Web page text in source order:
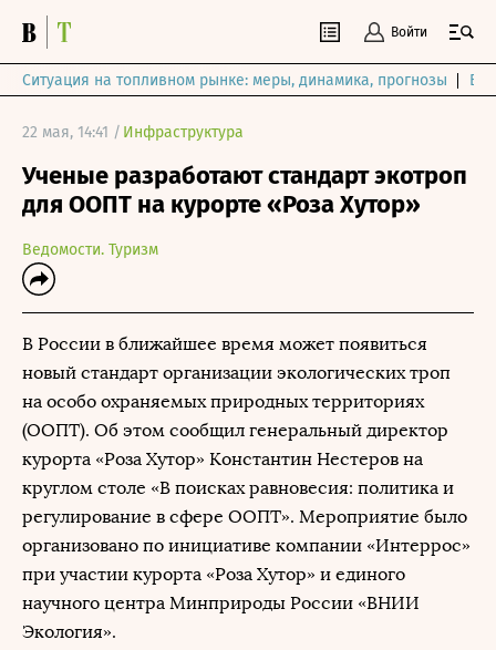
Войти
Ситуация на топливном рынке: меры, динамика, прогнозы
22 мая, 14:41 / Инфраструктура
Ученые разработают стандарт экотроп
для ООПТ на курорте «Роза Хутор»
Ведомости. Туризм
В России в ближайшее время может появиться
новый стандарт организации экологических троп
на особо охраняемых природных территориях
(ООПТ). Об этом сообщил генеральный директор
курорта «Роза Хутор» Константин Нестеров на
круглом столе «В поисках равновесия: политика и
регулирование в сфере ООПТ». Мероприятие было
организовано по инициативе компании «Интеррос»
при участии курорта «Роза Хутор» и единого
научного центра Минприроды России «ВНИИ
Экология».